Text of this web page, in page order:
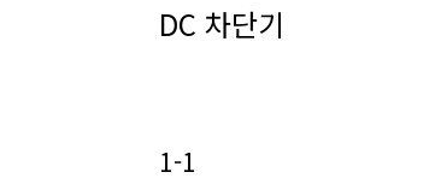
DC 차단기
1-1